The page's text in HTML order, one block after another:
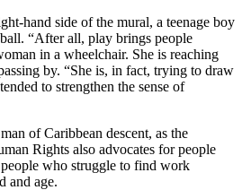
hand side of the mural, a teenage boy
“After all, play brings people
in a wheelchair. She is reaching
by. “She is, in fact, trying to draw
to strengthen the sense of
of Caribbean descent, as the
Rights also advocates for people
who struggle to find work
and age.